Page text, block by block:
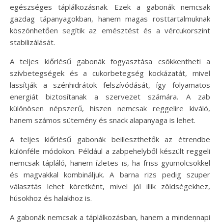
egészséges táplálkozásnak. Ezek a gabonák nemcsak
gazdag tápanyagokban, hanem magas rosttartalmuknak
köszönhetően segítik az emésztést és a vércukorszint
stabilizálását.
A teljes kiőrlésű gabonák fogyasztása csökkentheti a
szívbetegségek és a cukorbetegség kockázatát, mivel
lassítják a szénhidrátok felszívódását, így folyamatos
energiát biztosítanak a szervezet számára. A zab
különösen népszerű, hiszen nemcsak reggelire kiváló,
hanem számos sütemény és snack alapanyaga is lehet.
A teljes kiőrlésű gabonák beilleszthetők az étrendbe
különféle módokon. Például a zabpehelyből készült reggeli
nemcsak tápláló, hanem ízletes is, ha friss gyümölcsökkel
és magvakkal kombináljuk. A barna rizs pedig szuper
választás lehet köretként, mivel jól illik zöldségekhez,
húsokhoz és halakhoz is.
A gabonák nemcsak a táplálkozásban, hanem a mindennapi